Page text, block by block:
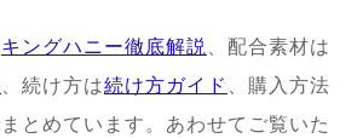
キングハニー徹底解説
、配合素材は
、続け方は続け方ガイド
、購入方法
とめています。あわせてご覧いた